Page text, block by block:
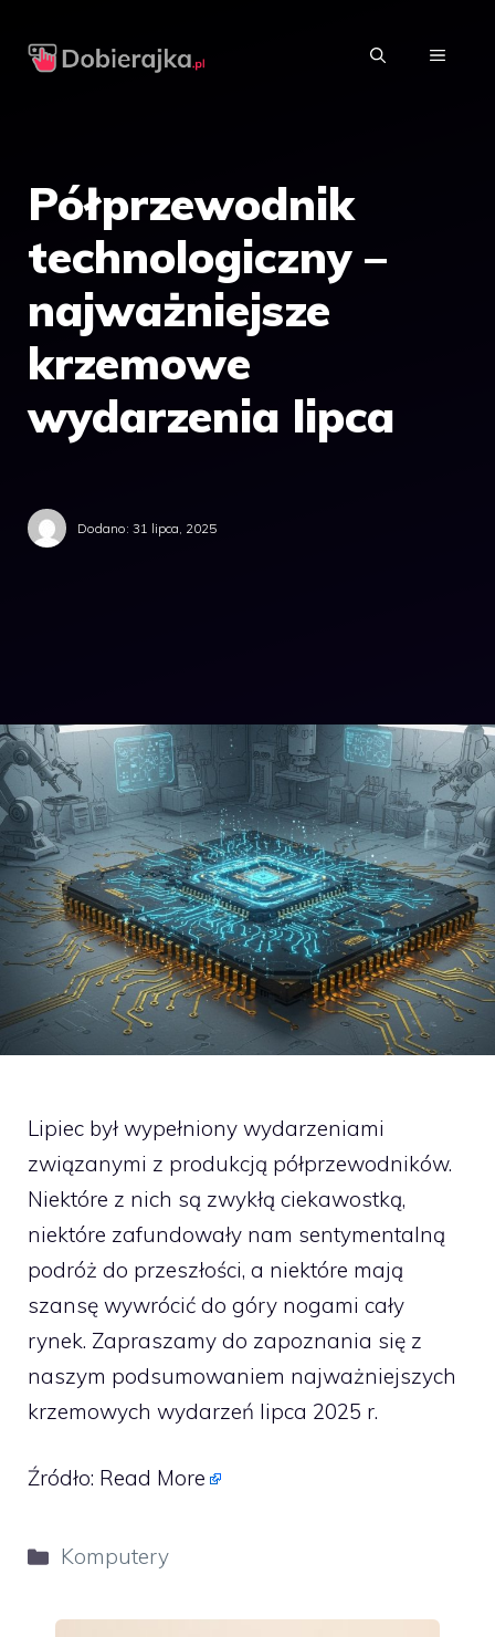
MENU
Półprzewodnik
technologiczny –
najważniejsze
krzemowe
wydarzenia lipca
Dodano: 31 lipca, 2025
Lipiec był wypełniony wydarzeniami
związanymi z produkcją półprzewodników.
Niektóre z nich są zwykłą ciekawostką,
niektóre zafundowały nam sentymentalną
podróż do przeszłości, a niektóre mają
szansę wywrócić do góry nogami cały
rynek. Zapraszamy do zapoznania się z
naszym podsumowaniem najważniejszych
krzemowych wydarzeń lipca 2025 r.
Źródło: Read More
Kategorie
Komputery